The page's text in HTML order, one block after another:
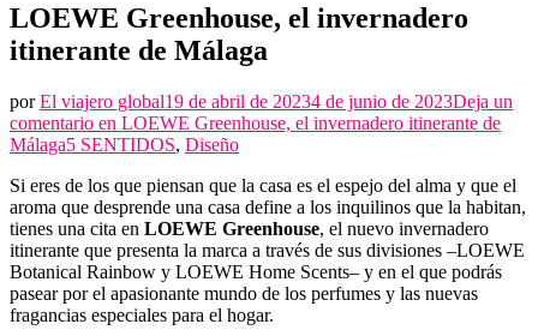
LOEWE Greenhouse, el invernadero
itinerante de Málaga
porEl viajero global19 de abril de 20234 de junio de 2023Deja un
comentario en LOEWE Greenhouse, el invernadero itinerante de
Málaga5 SENTIDOS, Diseño
Si eres de los que piensan que la casa es el espejo del alma y que el
aroma que desprende una casa define a los inquilinos que la habitan,
tienes una cita en LOEWE Greenhouse, el nuevo invernadero
itinerante que presenta la marca a través de sus divisiones –LOEWE
Botanical Rainbow y LOEWE Home Scents– y en el que podrás
pasear por el apasionante mundo de los perfumes y las nuevas
fragancias especiales para el hogar.